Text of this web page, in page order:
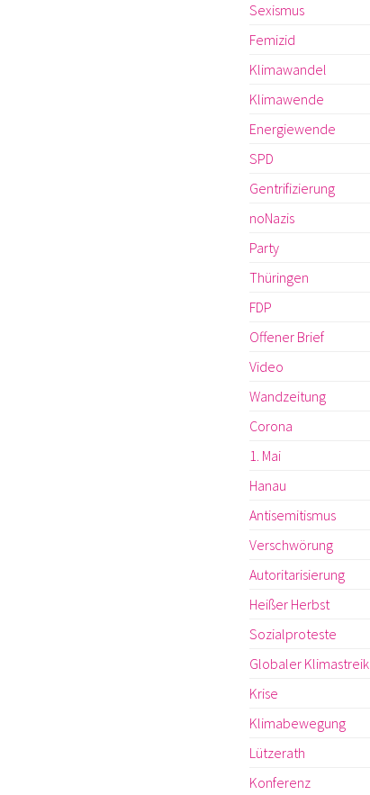
Sexismus
Femizid
Klimawandel
Klimawende
Energiewende
SPD
Gentrifizierung
noNazis
Party
Thüringen
FDP
Offener Brief
Video
Wandzeitung
Corona
1. Mai
Hanau
Antisemitismus
Verschwörung
Autoritarisierung
Heißer Herbst
Sozialproteste
Globaler Klimastreik
Krise
Klimabewegung
Lützerath
Konferenz